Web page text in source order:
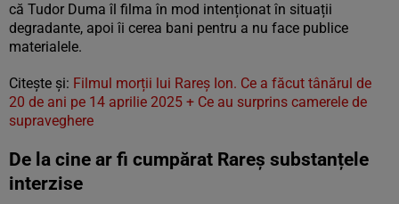
că Tudor Duma îl filma în mod intenționat în situații
degradante, apoi îi cerea bani pentru a nu face publice
materialele.
Citește și: Filmul morții lui Rareș Ion. Ce a făcut tânărul de
20 de ani pe 14 aprilie 2025 + Ce au surprins camerele de
supraveghere
De la cine ar fi cumpărat Rareș substanțele
interzise